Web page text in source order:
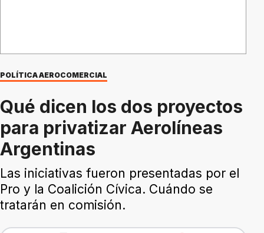
POLÍTICA AEROCOMERCIAL
Qué dicen los dos proyectos
para privatizar Aerolíneas
Argentinas
Las iniciativas fueron presentadas por el
Pro y la Coalición Cívica. Cuándo se
tratarán en comisión.